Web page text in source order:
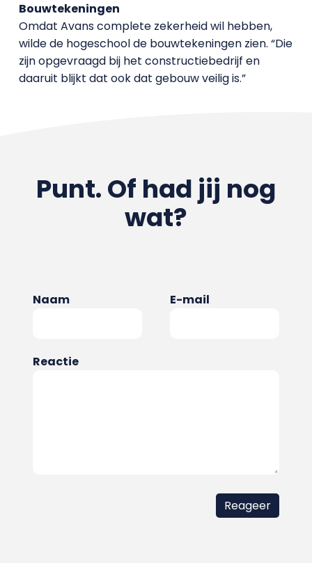
Bouwtekeningen
Omdat Avans complete zekerheid wil hebben,
wilde de hogeschool de bouwtekeningen zien. “Die
zijn opgevraagd bij het constructiebedrijf en
daaruit blijkt dat ook dat gebouw veilig is.”
Punt. Of had jij nog
wat?
Naam E-mail
Reactie